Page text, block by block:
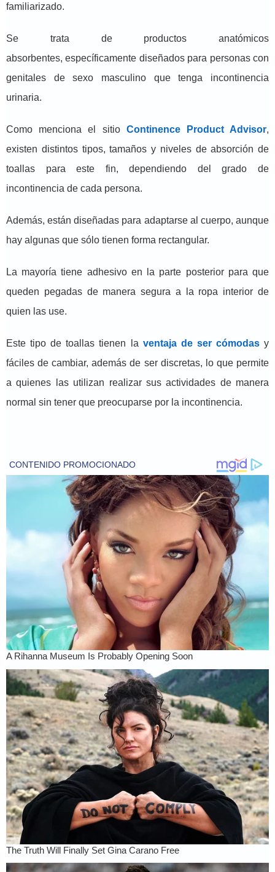
familiarizado.
Se trata de productos anatómicos
absorbentes, específicamente diseñados para personas con
genitales de sexo masculino que tenga incontinencia
urinaria.
Como menciona el sitio Continence Product Advisor,
existen distintos tipos, tamaños y niveles de absorción de
toallas para este fin, dependiendo del grado de
incontinencia de cada persona.
Además, están diseñadas para adaptarse al cuerpo, aunque
hay algunas que sólo tienen forma rectangular.
La mayoría tiene adhesivo en la parte posterior para que
queden pegadas de manera segura a la ropa interior de
quien las use.
Este tipo de toallas tienen la ventaja de ser cómodasy
fáciles de cambiar, además de ser discretas, lo que permite
a quienes las utilizan realizar sus actividades de manera
normal sin tener que preocuparse por la incontinencia.